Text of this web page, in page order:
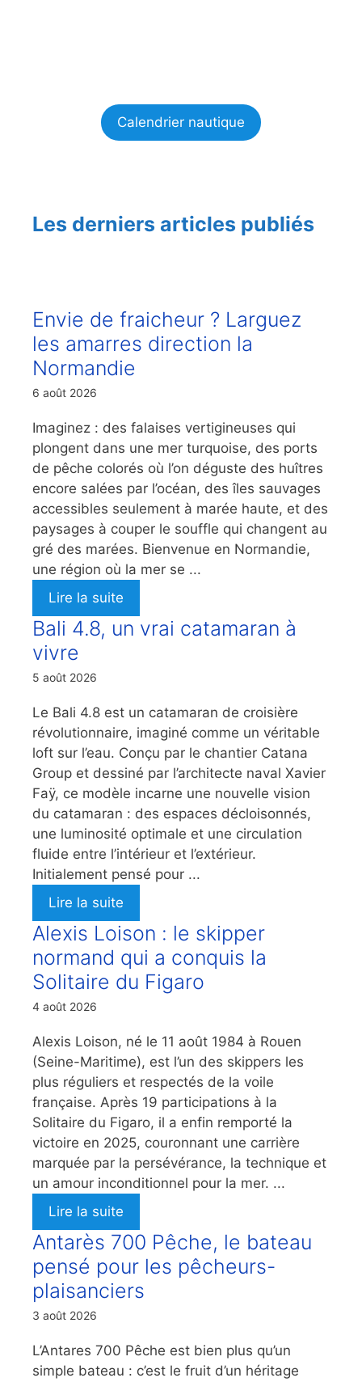
Calendrier nautique
Les derniers articles publiés
Envie de fraicheur ? Larguez
les amarres direction la
Normandie
6 août 2026
Imaginez : des falaises vertigineuses qui
plongent dans une mer turquoise, des ports
de pêche colorés où l’on déguste des huîtres
encore salées par l’océan, des îles sauvages
accessibles seulement à marée haute, et des
paysages à couper le souffle qui changent au
gré des marées. Bienvenue en Normandie,
une région où la mer se ...
Lire la suite
Bali 4.8, un vrai catamaran à
vivre
5 août 2026
Le Bali 4.8 est un catamaran de croisière
révolutionnaire, imaginé comme un véritable
loft sur l’eau. Conçu par le chantier Catana
Group et dessiné par l’architecte naval Xavier
Faÿ, ce modèle incarne une nouvelle vision
du catamaran : des espaces décloisonnés,
une luminosité optimale et une circulation
fluide entre l’intérieur et l’extérieur.
Initialement pensé pour ...
Lire la suite
Alexis Loison : le skipper
normand qui a conquis la
Solitaire du Figaro
4 août 2026
Alexis Loison, né le 11 août 1984 à Rouen
(Seine-Maritime), est l’un des skippers les
plus réguliers et respectés de la voile
française. Après 19 participations à la
Solitaire du Figaro, il a enfin remporté la
victoire en 2025, couronnant une carrière
marquée par la persévérance, la technique et
un amour inconditionnel pour la mer. ...
Lire la suite
Antarès 700 Pêche, le bateau
pensé pour les pêcheurs-
plaisanciers
3 août 2026
L’Antares 700 Pêche est bien plus qu’un
simple bateau : c’est le fruit d’un héritage